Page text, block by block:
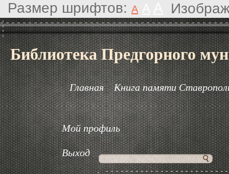
Размер шрифтов: A
Библиотека Предгорного
Главная Книга памяти
Мой профиль
Выход